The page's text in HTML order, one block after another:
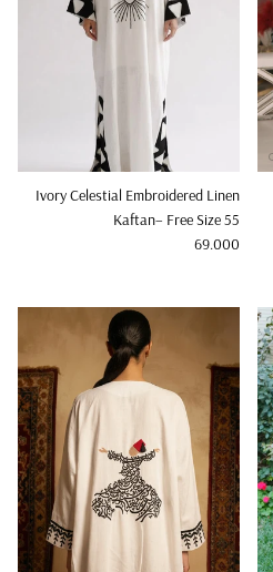
Ivory Celestial Embroidered Linen
Kaftan– Free Size 55
Regular price
69.000